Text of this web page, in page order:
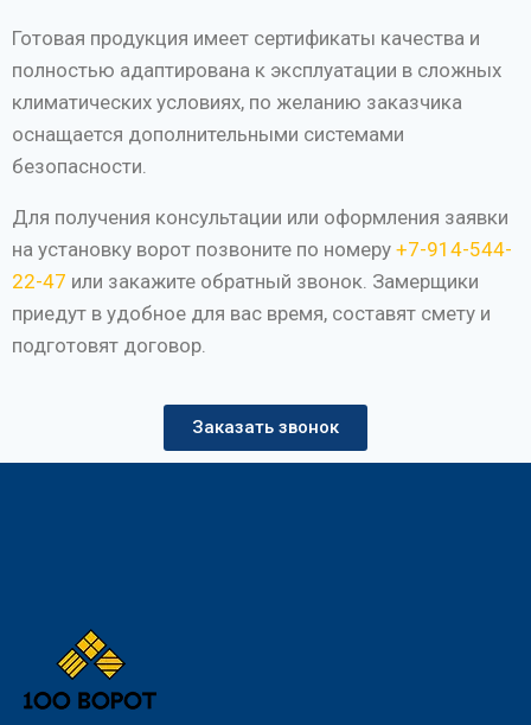
Готовая продукция имеет сертификаты качества и
полностью адаптирована к эксплуатации в сложных
климатических условиях, по желанию заказчика
оснащается дополнительными системами
безопасности.
Для получения консультации или оформления заявки
на установку ворот позвоните по номеру +7-914-544-
22-47 или закажите обратный звонок. Замерщики
приедут в удобное для вас время, составят смету и
подготовят договор.
Заказать звонок